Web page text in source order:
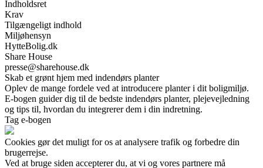
Indholdsret
Krav
Tilgængeligt indhold
Miljøhensyn
HytteBolig.dk
Share House
presse@sharehouse.dk
Skab et grønt hjem med indendørs planter
Oplev de mange fordele ved at introducere planter i dit boligmiljø.
E-bogen guider dig til de bedste indendørs planter, plejevejledning
og tips til, hvordan du integrerer dem i din indretning.
Tag e-bogen
Cookies gør det muligt for os at analysere trafik og forbedre din
brugerrejse.
Ved at bruge siden accepterer du, at vi og vores partnere må